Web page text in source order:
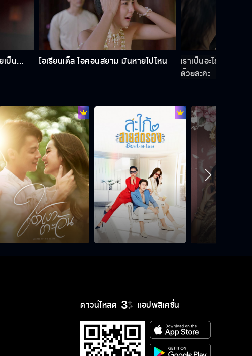
ฉันต้องไปตามทางของฉัน
ถึงจะเป็นนางคณิกา ก็ไม่ได้เลวตั้งแต่
ออกจากท้องพ่อท้องแม่
เงินทำนั้นจะที่ Knock Everything
จงภูมิใจในความเป็นห่าน
ป็น... โอเรียนเต็ล ไอคอนสยาม มันหายไปไหน
เราเป็นอะไรกัน ทำไ
ด้วยละคะ
ดาวน์โหลด แอปพลิเคชั่น